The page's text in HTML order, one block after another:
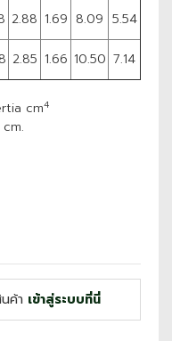
2.88 1.69 8.09 5.54
2.85 1.66 10.50 7.14
cm4
ค้า เข้าสู่ระบบที่นี่